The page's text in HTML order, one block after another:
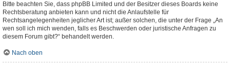
Bitte beachten Sie, dass phpBB Limited und der Besitzer dieses Boards keine
Rechtsberatung anbieten kann und nicht die Anlaufstelle für
Rechtsangelegenheiten jeglicher Art ist; außer solchen, die unter der Frage „An
wen soll ich mich wenden, falls es Beschwerden oder juristische Anfragen zu
diesem Forum gibt?“ behandelt werden.
Nach oben